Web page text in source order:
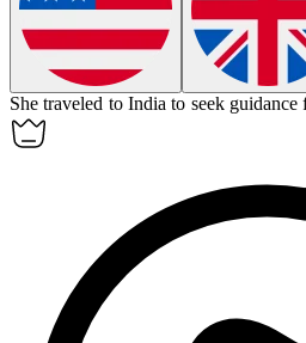
She traveled to India to seek guidance